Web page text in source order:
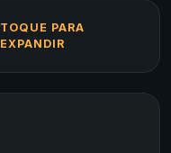
TOQUE PARA
EXPANDIR